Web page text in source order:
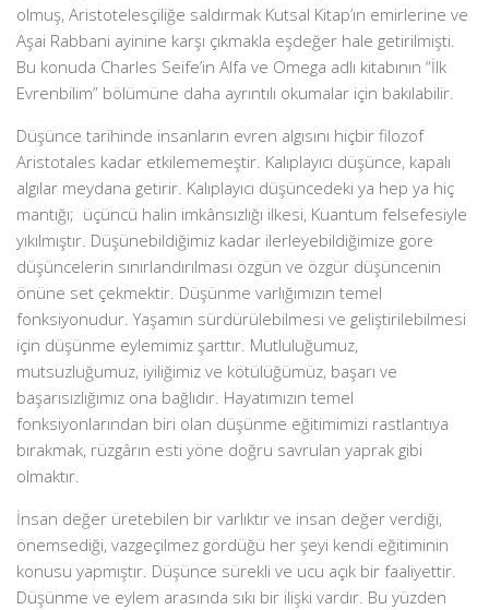
olmuş, Aristotelesçiliğe saldırmak Kutsal Kitap’ın emirlerine ve
Aşai Rabbani ayinine karşı çıkmakla eşdeğer hale getirilmişti.
Bu konuda Charles Seife’in Alfa ve Omega adlı kitabının “İlk
Evrenbilim” bölümüne daha ayrıntılı okumalar için bakılabilir.
Düşünce tarihinde insanların evren algısını hiçbir filozof
Aristotales kadar etkilememeştir. Kalıplayıcı düşünce, kapalı
algılar meydana getirir. Kalıplayıcı düşüncedeki ya hep ya hiç
mantığı; üçüncü halin imkânsızlığı ilkesi, Kuantum felsefesiyle
yıkılmıştır. Düşünebildiğimiz kadar ilerleyebildiğimize göre
düşüncelerin sınırlandırılması özgün ve özgür düşüncenin
önüne set çekmektir. Düşünme varlığımızın temel
fonksiyonudur. Yaşamın sürdürülebilmesi ve geliştirilebilmesi
için düşünme eylemimiz şarttır. Mutluluğumuz,
mutsuzluğumuz, iyiliğimiz ve kötülüğümüz, başarı ve
başarısızlığımız ona bağlıdır. Hayatımızın temel
fonksiyonlarından biri olan düşünme eğitimimizi rastlantıya
bırakmak, rüzgârın esti yöne doğru savrulan yaprak gibi
olmaktır.
İnsan değer üretebilen bir varlıktır ve insan değer verdiği,
önemsediği, vazgeçilmez gördüğü her şeyi kendi eğitiminin
konusu yapmıştır. Düşünce sürekli ve ucu açık bir faaliyettir.
Düşünme ve eylem arasında sıkı bir ilişki vardır. Bu yüzden